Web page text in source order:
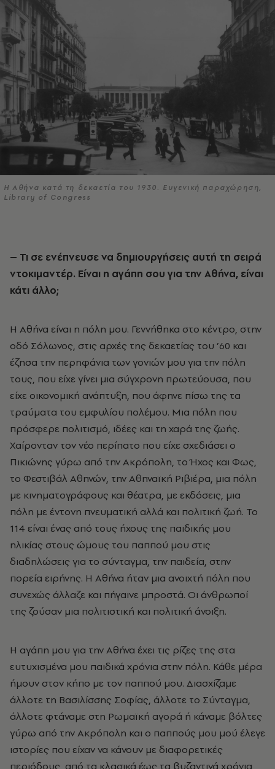
H Αθήνα κατά τη δεκαετία του 1930. Ευγενική παραχώρηση,
Library of Congress
– Τι σε ενέπνευσε να δημιουργήσεις αυτή τη σειρά
ντοκιμαντέρ. Είναι η αγάπη σου για την Αθήνα, είναι
κάτι άλλο;
Η Αθήνα είναι η πόλη μου. Γεννήθηκα στο κέντρο, στην
οδό Σόλωνος, στις αρχές της δεκαετίας του ’60 και
έζησα την περηφάνια των γονιών μου για την πόλη
τους, που είχε γίνει μια σύγχρονη πρωτεύουσα, που
είχε οικονομική ανάπτυξη, που άφηνε πίσω της τα
τραύματα του εμφυλίου πολέμου. Μια πόλη που
πρόσφερε πολιτισμό, ιδέες και τη χαρά της ζωής.
Χαίρονταν τον νέο περίπατο που είχε σχεδιάσει ο
Πικιώνης γύρω από την Ακρόπολη, το Ήχος και Φως,
το Φεστιβάλ Αθηνών, την Αθηναϊκή Ριβιέρα, μια πόλη
με κινηματογράφους και θέατρα, με εκδόσεις, μια
πόλη με έντονη πνευματική αλλά και πολιτική ζωή. Το
114 είναι ένας από τους ήχους της παιδικής μου
ηλικίας στους ώμους του παππού μου στις
διαδηλώσεις για το σύνταγμα, την παιδεία, στην
πορεία ειρήνης. Η Αθήνα ήταν μια ανοιχτή πόλη που
συνεχώς άλλαζε και πήγαινε μπροστά. Οι άνθρωποί
της ζούσαν μια πολιτιστική και πολιτική άνοιξη.
Η αγάπη μου για την Αθήνα έχει τις ρίζες της στα
ευτυχισμένα μου παιδικά χρόνια στην πόλη. Κάθε μέρα
ήμουν στον κήπο με τον παππού μου. Διασχίζαμε
άλλοτε τη Βασιλίσσης Σοφίας, άλλοτε το Σύνταγμα,
άλλοτε φτάναμε στη Ρωμαϊκή αγορά ή κάναμε βόλτες
γύρω από την Ακρόπολη και ο παππούς μου μού έλεγε
ιστορίες που είχαν να κάνουν με διαφορετικές
περιόδους, από τα κλασικά έως τα βυζαντινά χρόνια